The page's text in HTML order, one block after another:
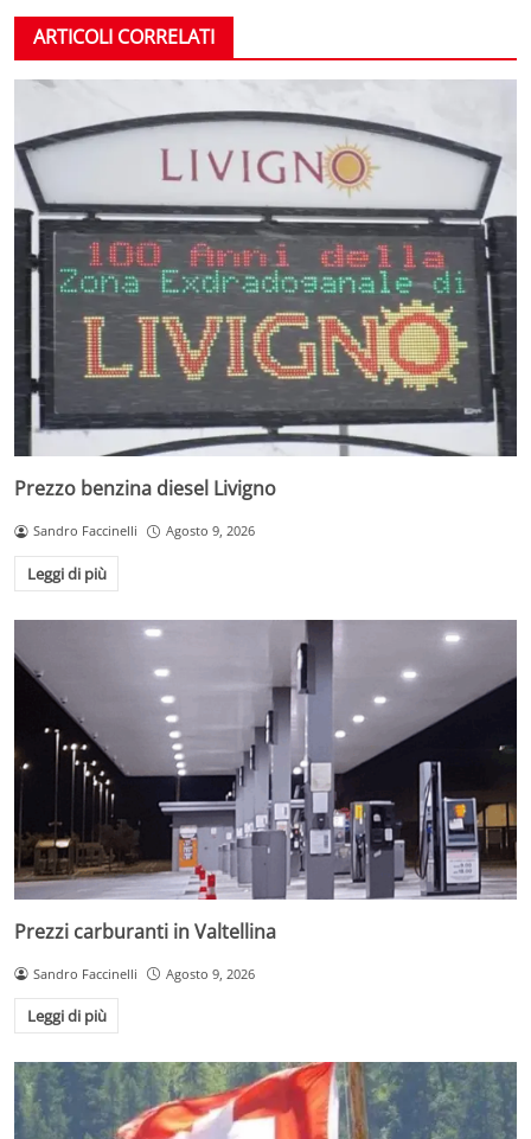
ARTICOLI CORRELATI
Prezzo benzina diesel Livigno
Sandro Faccinelli Agosto 9, 2026
Leggi di più
Prezzi carburanti in Valtellina
Sandro Faccinelli Agosto 9, 2026
Leggi di più